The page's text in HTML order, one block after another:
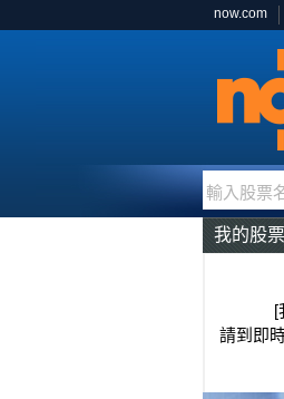
now.com
輸入股票
我的股票
[
請到即